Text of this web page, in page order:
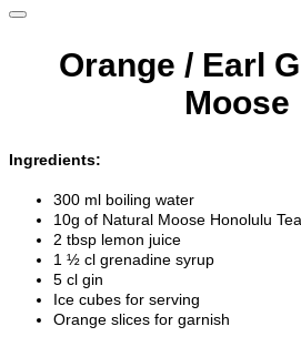
Orange / Earl
Moose
Ingredients:
300 ml boiling water
10g of Natural Moose Honolulu Tea
2 tbsp lemon juice
1 ½ cl grenadine syrup
5 cl gin
Ice cubes for serving
Orange slices for garnish